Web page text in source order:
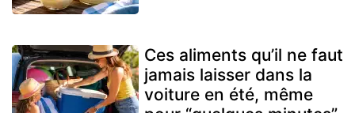
Ces aliments qu’il ne faut
jamais laisser dans la
voiture en été, même